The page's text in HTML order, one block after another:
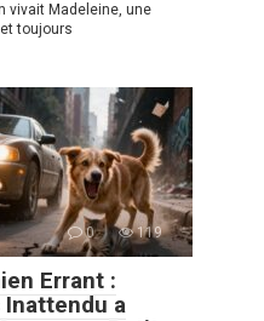
vivait Madeleine, une
toujours
0 119
Errant :
a